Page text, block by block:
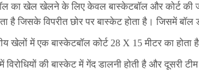
का खेल खेलने के लिए केवल बास्केटबॉल और कोर्ट की
है जिसके विपरीत छोर पर बास्केट होता है। जिसमें बॉल
खेलों में एक बास्केटबॉल कोर्ट 28 X 15 मीटर का होता
की बास्केट में गेंद डालनी होती है और दूसरी